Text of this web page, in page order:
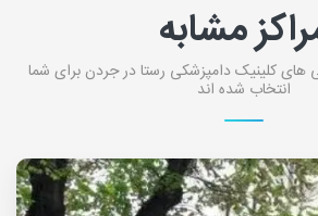
مشابه
های کلینیک دامپزشکی رستا در جردن برای شما
انتخاب شده اند